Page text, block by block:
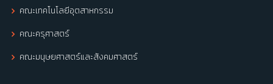
คณะเทคโนโลยีอุตสาหกรรม
คณะครุศาสตร์
คณะมนุษยศาสตร์และสังคมศาสตร์